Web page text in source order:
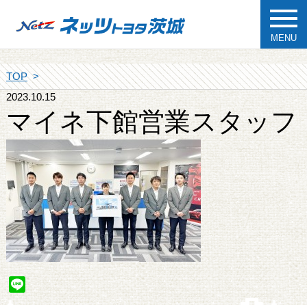
MENU
TOP
2023.10.15
マイネ下館営業スタッフ
Line